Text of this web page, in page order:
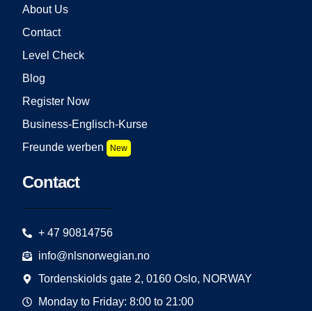
About Us
Contact
Level Check
Blog
Register Now
Business-Englisch-Kurse
Freunde werben
New
Contact
+ 47 90814756
info@nlsnorwegian.no
Tordenskiolds gate 2, 0160 Oslo, NORWAY
Monday to Friday: 8:00 to 21:00